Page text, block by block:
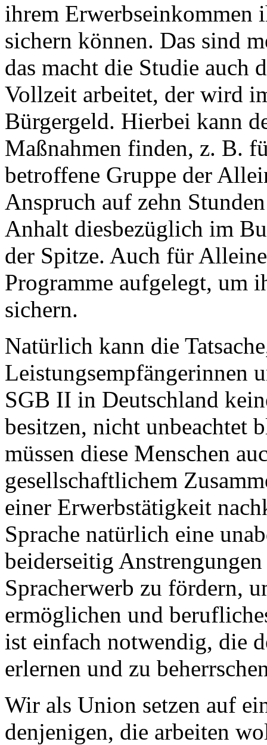
ihrem Erwerbseinkommen
sichern können. Das sind
das macht die Studie
Vollzeit arbeitet, der wird
Bürgergeld. Hierbei kann
Maßnahmen finden, z. B.
betroffene Gruppe der
Anspruch auf zehn
Anhalt diesbezüglich im
der Spitze. Auch für
Programme aufgelegt, um
sichern.
Natürlich kann die
Leistungsempfängerinnen
SGB II in Deutschland
besitzen, nicht unbeachtet
müssen diese Menschen
gesellschaftlichem
einer Erwerbstätigkeit
Sprache natürlich eine
beiderseitig
Spracherwerb zu fördern,
ermöglichen und
ist einfach notwendig, die
erlernen und zu
Wir als Union setzen auf
denjenigen, die arbeiten